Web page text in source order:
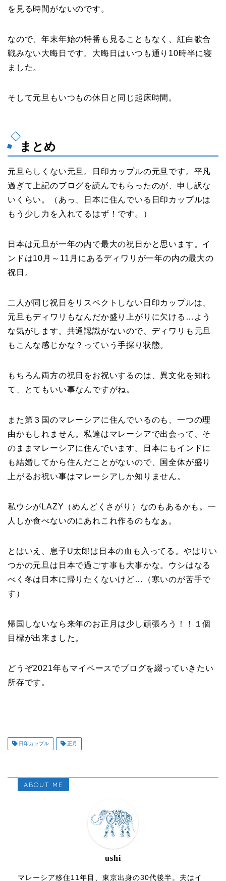
を見る時間がないのです。
なので、年末年始の特番も見ることもなく、紅白歌合
戦みない大晦日です。大晦日はいつも通り10時半に寝
ました。
そして元旦もいつもの休日と同じ起床時間。
まとめ
元旦らしくない元旦。日印カップルの元旦です。平凡
過ぎて上記のブログを読んでもらったのが、申し訳な
いくらい。（あっ、日本に住んでいる日印カップルは
もう少し力を入れてるはず！です。）
日本は元旦が一年の内で最大の祝日かと思います。イ
ンドは10月～11月にあるディワリが一年の内の最大の
祝日。
二人が同じ祝日をリスペクトしない日印カップルは、
元旦もディワリもなんだか盛り上がりに欠ける…よう
な気がします。共通認識がないので、ディワリも元旦
もこんな感じかな？っていう手探り状態。
もちろん両方の祝日をお祝いするのは、異文化を知れ
て、とてもいい事なんですがね。
また第３国のマレーシアに住んでいるのも、一つの理
由かもしれません。私達はマレーシアで出会って、そ
のままマレーシアに住んでいます。日本にもインドに
も結婚してから住んだことがないので、国全体が盛り
上がるお祝い事はマレーシアしか知りません。
私ウシがLAZY（めんどくさがり）なのもあるかも。一
人しか食べないのにあれこれ作るのもなぁ。
とはいえ、息子U太郎は日本の血も入ってる。やはりい
つかの元旦は日本で過ごす事も大事かな。ウシはなる
べく冬は日本に帰りたくないけど…（寒いのが苦手で
す）
帰国しないなら来年のお正月は少し頑張ろう！！１個
目標が出来ました。
どうぞ2021年もマイペースでブログを綴っていきたい
所存です。
日印カップル 正月
ABOUT ME
ushi
マレーシア移住11年目、東京出身の30代後半。夫はイ